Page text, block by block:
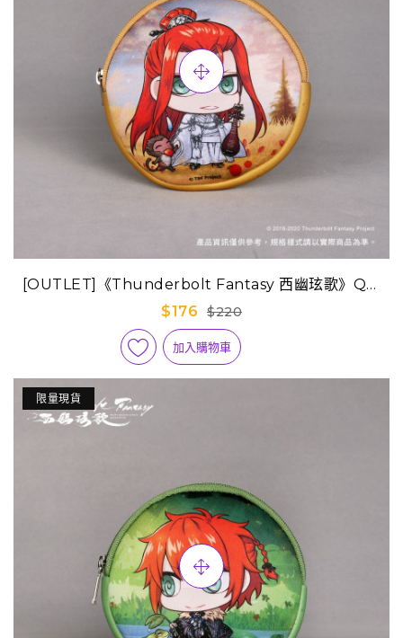
[OUTLET]《Thunderbolt Fantasy 西幽玹歌》Q版
迷你隨身包-浪巫謠(年輕版)
$176 $220
加入購物車
限量現貨